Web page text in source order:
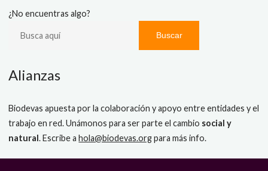
¿No encuentras algo?
Buscar
Alianzas
Biodevas apuesta por la colaboración y apoyo entre entidades y el
trabajo en red. Unámonos para ser parte el cambio social y
natural. Escribe ahola@biodevas.orgpara más info.